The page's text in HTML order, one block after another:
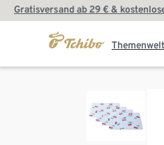
Gratisversand ab 29 € &